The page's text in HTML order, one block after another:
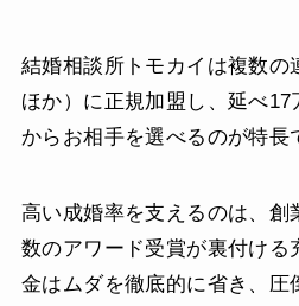
結婚相談所トモカイは複数の
ほか）に正規加盟し、延べ
からお相手を選べるのが特長
高い成婚率を支えるのは、創
数のアワード受賞が裏付ける
金はムダを徹底的に省き、圧